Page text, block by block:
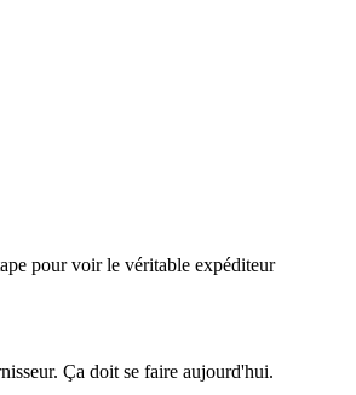
pour voir le véritable expéditeur
Ça doit se faire aujourd'hui.